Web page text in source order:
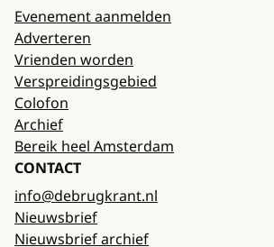
Evenement aanmelden
Adverteren
Vrienden worden
Verspreidingsgebied
Colofon
Archief
Bereik heel Amsterdam
CONTACT
info@debrugkrant.nl
Nieuwsbrief
Nieuwsbrief archief